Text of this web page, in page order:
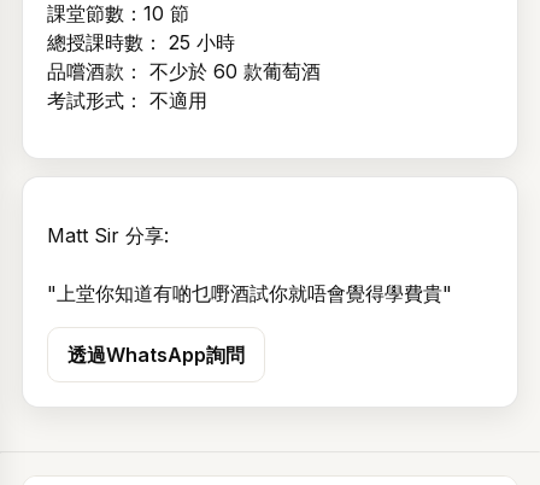
建立帳戶
課堂節數：10 節
總授課時數： 25 小時
品嚐酒款： 不少於 60 款葡萄酒
考試形式： 不適用
Matt Sir 分享:
"上堂你知道有啲乜嘢酒試你就唔會覺得學費貴"
透過WhatsApp詢問